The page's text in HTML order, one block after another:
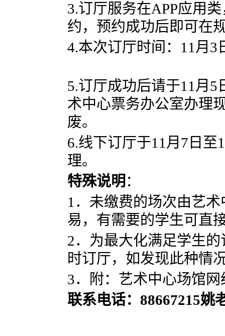
3.订厅服务在APP应用
约，预约成功后即可在
4.本次订厅时间： 11 月 3
5.订厅成功后请于11 月 5
术中心票务办公室办理
废。
6.线下订厅于11 月 7 日至
理。
特殊说明 ：
1．未缴费的场次由艺
易，有需要的学生可直
2．为最大化满足学生
时订厅，如发现此种情
3．附：艺术中心场馆
联系电话： 88667215姚